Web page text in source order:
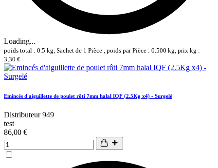
Loading...
poids total : 0.5 kg, Sachet de 1 Pièce , poids par Pièce : 0.500 kg, prix kg :
3,30 €
Emincés d'aiguillette de poulet rôti 7mm halal IQF (2.5Kg x4) - Surgelé
Distributeur 949
test
86,00 €